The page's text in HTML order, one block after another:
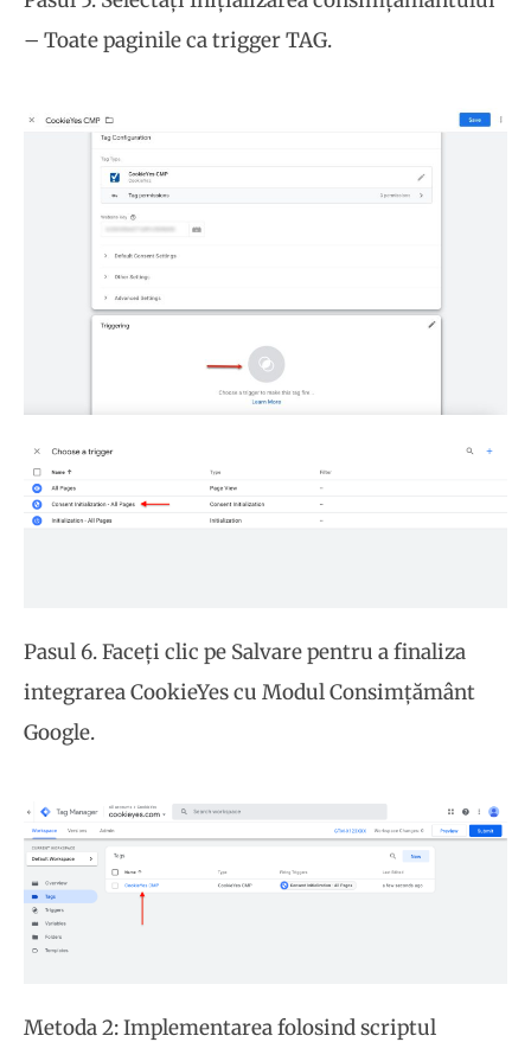
– Toate paginile ca trigger TAG.
Pasul 6. Faceți clic pe Salvare pentru a finaliza
integrarea CookieYes cu Modul Consimțământ
Google.
Metoda 2: Implementarea folosind scriptul